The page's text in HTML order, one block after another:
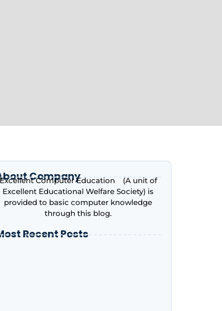
Company
Computer Education (A unit of
Excellent Educational Welfare Society) is
provided to basic computer knowledge
through this blog.
Recent Posts